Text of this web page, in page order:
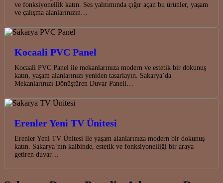
ve fonksiyonellik katın. Ses yalıtımında çığır açan bu ürünler, yaşam
ve çalışma alanlarınızın…
Kocaali PVC Panel
Kocaali PVC Panel ile mekanlarınıza modern ve estetik bir dokunuş
katın, yaşam alanlarınızı yeniden tasarlayın. Sakarya’da
Mekanlarınızı Dönüştüren Duvar Paneli…
Erenler Yeni TV Ünitesi
Erenler Yeni TV Ünitesi ile yaşam alanlarınıza modern bir dokunuş
katın. Sakarya’nın kalbinde, estetik ve fonksiyonelliği bir araya
getiren duvar…